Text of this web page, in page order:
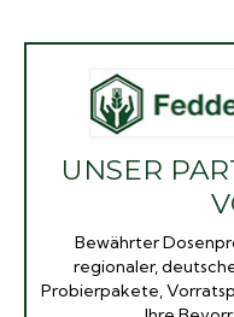
UNSER
Bewährter
regionaler,
Probierpakete,